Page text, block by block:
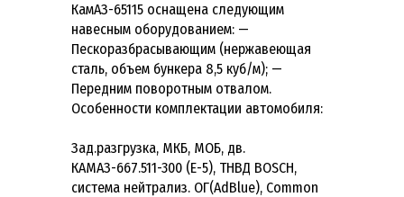
КамАЗ-65115 оснащена следующим
навесным оборудованием: —
Пескоразбрасывающим (нержавеющая
сталь, объем бункера 8,5 куб/м); —
Передним поворотным отвалом.
Особенности комплектации автомобиля:
Зад.разгрузка, МКБ, МОБ, дв.
КАМАЗ-667.511-300 (E-5), ТНВД BOSCH,
система нейтрализ. ОГ(AdBlue), Common